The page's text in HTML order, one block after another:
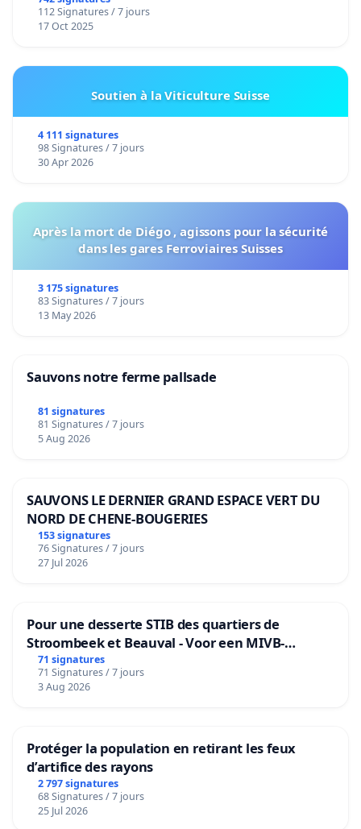
112 Signatures / 7 jours
17 Oct 2025
Soutien à la Viticulture Suisse
4 111 signatures
98 Signatures / 7 jours
30 Apr 2026
Après la mort de Diégo , agissons pour la sécurité
dans les gares Ferroviaires Suisses
3 175 signatures
83 Signatures / 7 jours
13 May 2026
Sauvons notre ferme pallsade
81 signatures
81 Signatures / 7 jours
5 Aug 2026
SAUVONS LE DERNIER GRAND ESPACE VERT DU
NORD DE CHENE-BOUGERIES
153 signatures
76 Signatures / 7 jours
27 Jul 2026
Pour une desserte STIB des quartiers de
Stroombeek et Beauval - Voor een MIVB-
bediening van de wijken Strombeek en Het
Voor
71 signatures
71 Signatures / 7 jours
3 Aug 2026
Protéger la population en retirant les feux
d’artifice des rayons
2 797 signatures
68 Signatures / 7 jours
25 Jul 2026